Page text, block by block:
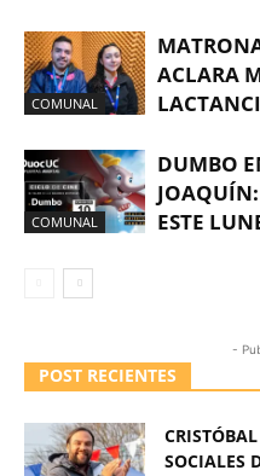
COMUNAL
ACLARA
COMUNAL
DUMBO
ESTE
-
POST RECIENTES
SOCIALES